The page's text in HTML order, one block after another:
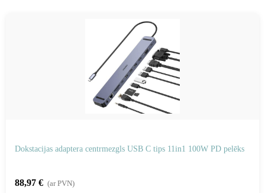
Dokstacijas adaptera centrmezgls USB C tips 11in1 100W PD pelēks
88,97 € (ar PVN)